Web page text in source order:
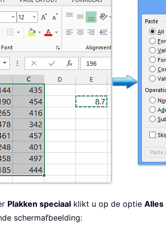
Plakken speciaal klikt u op de optie Alles
schermafbeelding: